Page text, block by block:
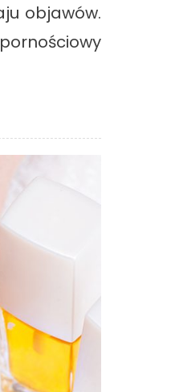
objawów.